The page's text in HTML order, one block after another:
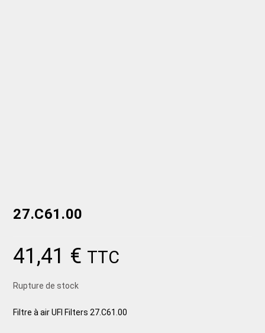
27.C61.00
41,41 € TTC
Rupture de stock
Filtre à air UFI Filters 27.C61.00